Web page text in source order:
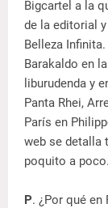
Bigcartel a la
de la editorial
Belleza
Barakaldo en
liburudenda y
Panta Rhei,
París en
web se detalla
poquito a poco.
P. ¿Por qué en